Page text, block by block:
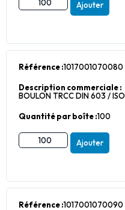
Ajouter
Référence :1017001070080
Description commerciale :
BOULON TRCC DIN 603 /
Quantité par boîte :100
Ajouter
Référence :1017001070090